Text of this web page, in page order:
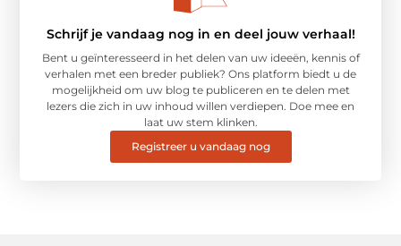
Schrijf je vandaag nog in en deel jouw verhaal!
Bent u geïnteresseerd in het delen van uw ideeën, kennis of
verhalen met een breder publiek? Ons platform biedt u de
mogelijkheid om uw blog te publiceren en te delen met
lezers die zich in uw inhoud willen verdiepen. Doe mee en
laat uw stem klinken.
Registreer u vandaag nog